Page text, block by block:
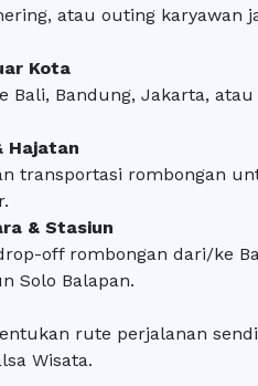
atau outing karyawan
Kota
Bali, Bandung, Jakarta,
Hajatan
transportasi rombongan
& Stasiun
off rombongan dari/ke
Solo Balapan.
rute perjalanan
Wisata.